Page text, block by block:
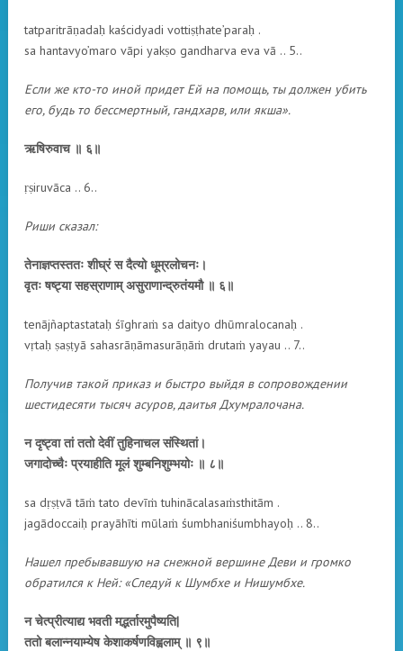
tatparitrāṇadaḥ kaścidyadi vottiṣṭhate’paraḥ .
sa hantavyo’maro vāpi yakṣo gandharva eva vā .. 5..
Если же кто-то иной придет Ей на помощь, ты должен убить
его, будь то бессмертный, гандхарв, или якша».
ऋषिरुवाच ॥ ६॥
ṛṣiruvāca .. 6..
Риши сказал:
तेनाज्ञप्तस्ततः शीघ्रं स दैत्यो धूम्रलोचनः।
वृतः षष्ट्या सहस्राणाम् असुराणान्द्रुतंयमौ ॥ ६॥
tenājñaptastataḥ śīghraṁ sa daityo dhūmralocanaḥ .
vṛtaḥ ṣaṣṭyā sahasrāṇāmasurāṇāṁ drutaṁ yayau .. 7..
Получив такой приказ и быстро выйдя в сопровождении
шестидесяти тысяч асуров, даитья Дхумралочана.
न दृष्ट्वा तां ततो देवीं तुहिनाचल संस्थितां।
जगादोच्चैः प्रयाहीति मूलं शुम्बनिशुम्भयोः ॥ ८॥
sa dṛṣṭvā tāṁ tato devīṁ tuhinācalasaṁsthitām .
jagādoccaiḥ prayāhīti mūlaṁ śumbhaniśumbhayoḥ .. 8..
Нашел пребывавшую на снежной вершине Деви и громко
обратился к Ней: «Следуй к Шумбхе и Нишумбхе.
न चेत्प्रीत्याद्य भवती मद्भर्तारमुपैष्यति|
ततो बलान्नयाम्येष केशाकर्षणविह्वलाम् ॥ ९॥